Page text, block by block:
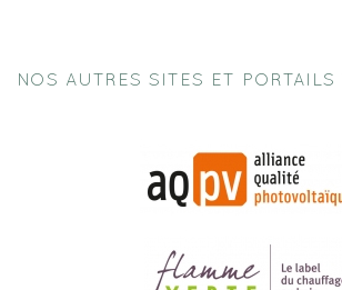
NOS AUTRES SITES ET PORTAILS